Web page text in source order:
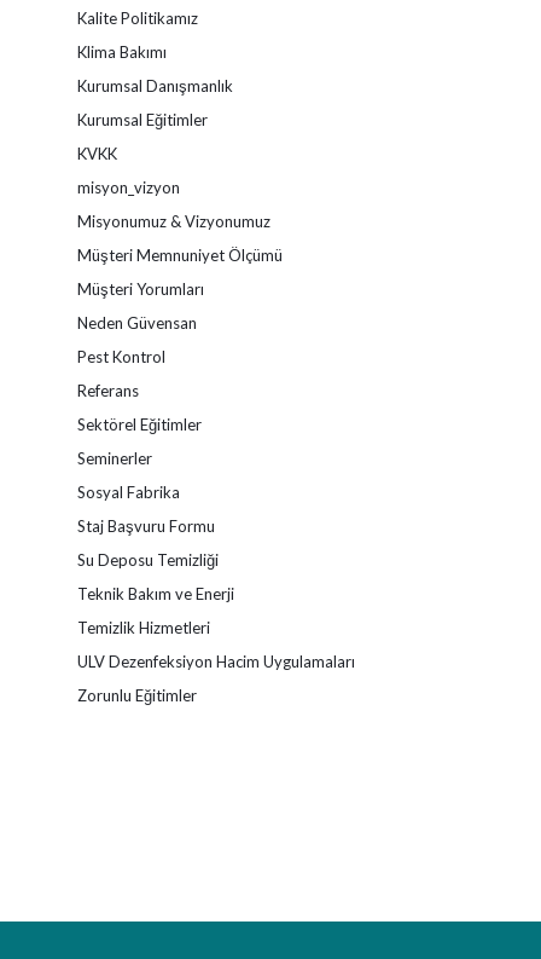
Kalite Politikamız
Klima Bakımı
Kurumsal Danışmanlık
Kurumsal Eğitimler
KVKK
misyon_vizyon
Misyonumuz & Vizyonumuz
Müşteri Memnuniyet Ölçümü
Müşteri Yorumları
Neden Güvensan
Pest Kontrol
Referans
Sektörel Eğitimler
Seminerler
Sosyal Fabrika
Staj Başvuru Formu
Su Deposu Temizliği
Teknik Bakım ve Enerji
Temizlik Hizmetleri
ULV Dezenfeksiyon Hacim Uygulamaları
Zorunlu Eğitimler